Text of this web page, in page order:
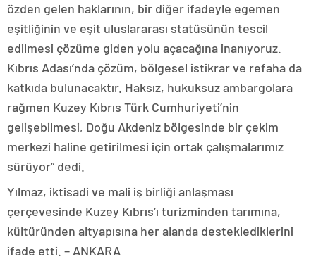
özden gelen haklarının, bir diğer ifadeyle egemen
eşitliğinin ve eşit uluslararası statüsünün tescil
edilmesi çözüme giden yolu açacağına inanıyoruz.
Kıbrıs Adası’nda çözüm, bölgesel istikrar ve refaha da
katkıda bulunacaktır. Haksız, hukuksuz ambargolara
rağmen Kuzey Kıbrıs Türk Cumhuriyeti’nin
gelişebilmesi, Doğu Akdeniz bölgesinde bir çekim
merkezi haline getirilmesi için ortak çalışmalarımız
sürüyor” dedi.
Yılmaz, iktisadi ve mali iş birliği anlaşması
çerçevesinde Kuzey Kıbrıs’ı turizminden tarımına,
kültüründen altyapısına her alanda desteklediklerini
ifade etti. – ANKARA